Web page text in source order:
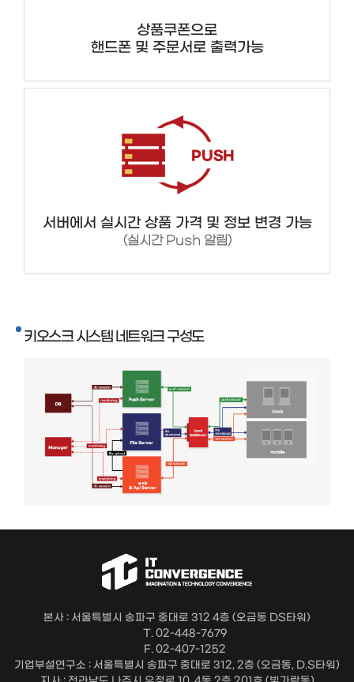
상품쿠폰으로
핸드폰 및 주문서로 출력가능
서버에서 실시간 상품 가격 및 정보 변경 가능
(실시간 Push 알림)
키오스크 시스템 네트워크 구성도
본사 : 서울특별시 송파구 중대로 312 4층 (오금동 DS타워)
T. 02-448-7679
F. 02-407-1252
기업부설연구소 : 서울특별시 송파구 중대로 312, 2층 (오금동, D.S타워)